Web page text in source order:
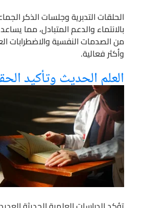
الحلقات التدبرية وجلسات الذكر
بالانتماء والدعم المتبادل، مما
من الصدمات النفسية والاضطرابات
وأكثر فعالية.
العلم الحديث وتأكيد